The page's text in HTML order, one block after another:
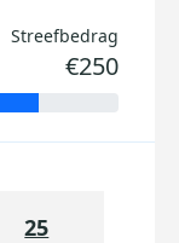
Streefbedrag
€250
25